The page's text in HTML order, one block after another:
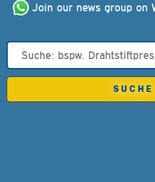
Join our news group on